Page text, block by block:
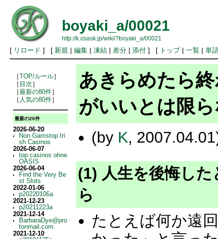
boyaki_a/00021
http://k.osask.jp/wiki/?boyaki_a/00021
[ リロード ] [ 新規 | 編集| 凍結| 差分| 添付] [ トップ| 一覧| 単
［TOP/ルール］
［ 目次 ］
［最新の80件］
［ 人気の80件］
最新の20件
2026-06-20
Non Gamstop Iri
sh Casinos
2026-06-07
top casinos ohne
OASIS
2026-06-04
Find the Very Be
st Slots
2022-01-06
p20220106a
2021-12-23
p20211223a
2021-12-14
BarbaraDye@pro
tonmail.com
2021-12-10
あきらめたら
がいいとは限
(by K,
(1) 人生を後悔し
ら
たとえば何か遠